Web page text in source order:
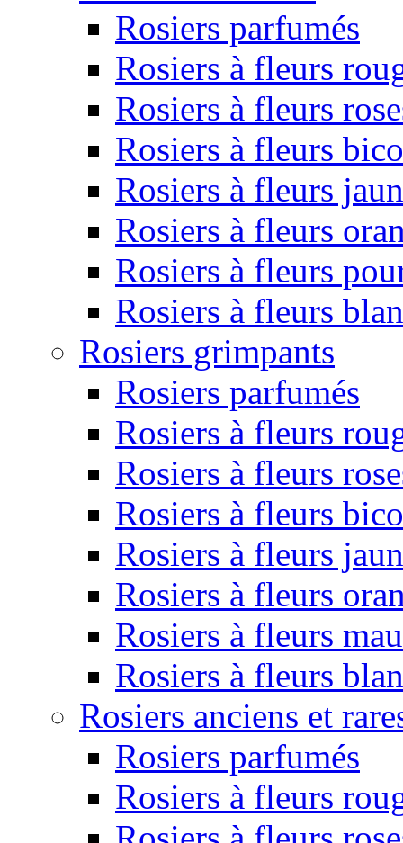
Rosiers parfumés
Rosiers à fleurs
Rosiers à fleurs
Rosiers à fleurs
Rosiers à fleurs
Rosiers à fleurs
Rosiers à fleurs
Rosiers à fleurs
Rosiers grimpants
Rosiers parfumés
Rosiers à fleurs
Rosiers à fleurs
Rosiers à fleurs
Rosiers à fleurs
Rosiers à fleurs
Rosiers à fleurs
Rosiers à fleurs
Rosiers anciens et
Rosiers parfumés
Rosiers à fleurs